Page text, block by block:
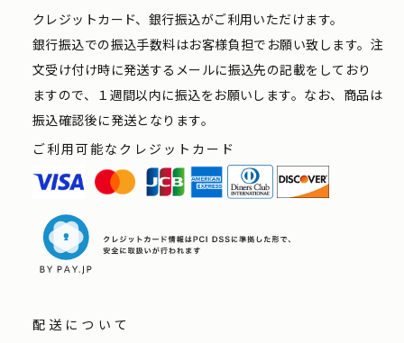
クレジットカード、銀行振込がご利用いただけます。
銀行振込での振込手数料はお客様負担でお願い致します。注
文受け付け時に発送するメールに振込先の記載をしており
ますので、１週間以内に振込をお願いします。なお、商品は
振込確認後に発送となります。
ご利用可能なクレジットカード
配送について